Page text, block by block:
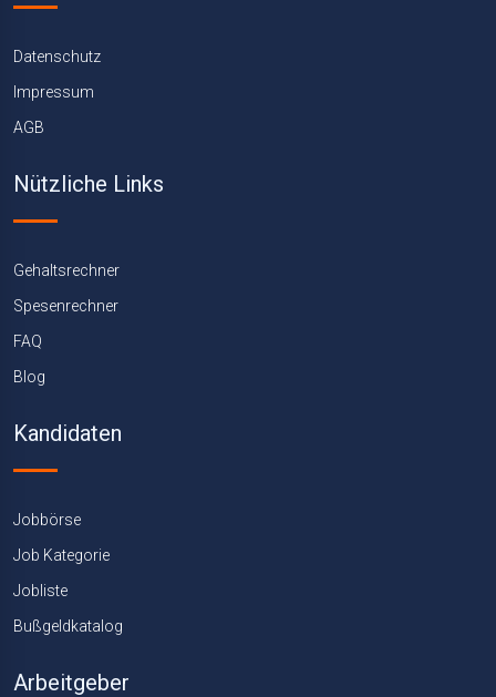
Datenschutz
Impressum
AGB
Nützliche Links
Gehaltsrechner
Spesenrechner
FAQ
Blog
Kandidaten
Jobbörse
Job Kategorie
Jobliste
Bußgeldkatalog
Arbeitgeber